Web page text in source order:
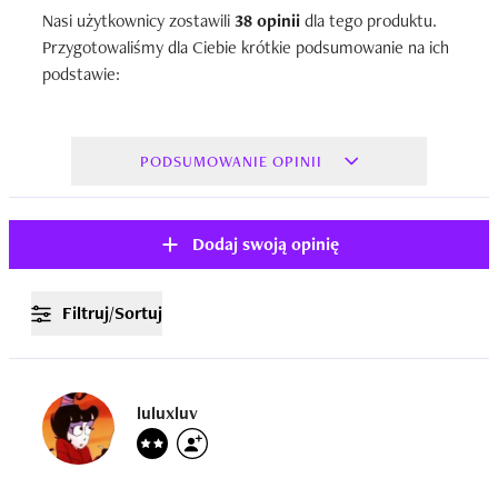
Nasi użytkownicy zostawili38 opiniidla tego produktu.
Przygotowaliśmy dla Ciebie krótkie podsumowanie na ich
podstawie:
PODSUMOWANIE OPINII
Dodaj swoją opinię
Filtruj/Sortuj
luluxluv